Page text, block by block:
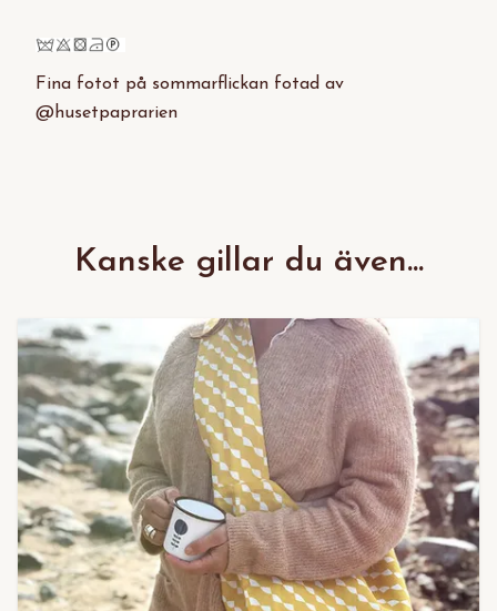
Fina fotot på sommarflickan fotad av
@husetpaprarien
Kanske gillar du även...